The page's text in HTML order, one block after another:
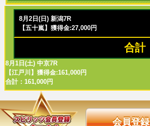
8月2日(日) 新潟7R
【五十嵐】獲得金:27,000円
合計
8月1日(土) 中京7R
【江戸川】獲得金:161,000円
合計：161,000円
会員登